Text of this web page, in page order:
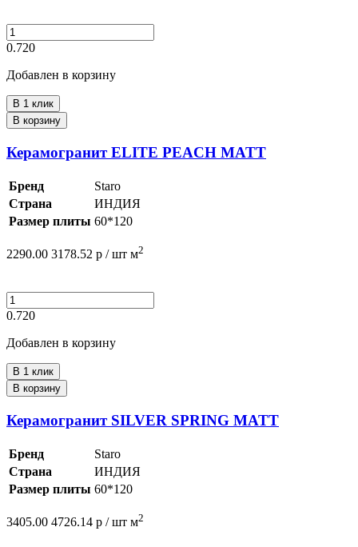
0.720
Добавлен в корзину
В 1 клик
В корзину
Керамогранит ELITE PEACH MATT
Бренд
Staro
Страна
ИНДИЯ
Размер плиты 60*120
2290.00 3178.52 р / шт м2
0.720
Добавлен в корзину
В 1 клик
В корзину
Керамогранит SILVER SPRING MATT
Бренд
Staro
Страна
ИНДИЯ
Размер плиты 60*120
3405.00 4726.14 р / шт м2